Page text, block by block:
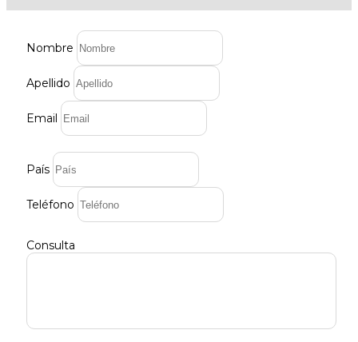
Nombre
Apellido
Email
País
Teléfono
Consulta